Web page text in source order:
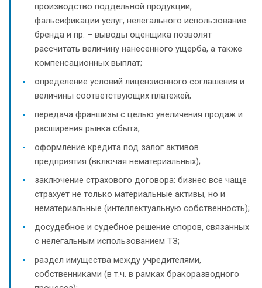
производство поддельной продукции,
фальсификации услуг, нелегального использование
бренда и пр. – выводы оценщика позволят
рассчитать величину нанесенного ущерба, а также
компенсационных выплат;
определение условий лицензионного соглашения и
величины соответствующих платежей;
передача франшизы с целью увеличения продаж и
расширения рынка сбыта;
оформление кредита под залог активов
предприятия (включая нематериальных);
заключение страхового договора: бизнес все чаще
страхует не только материальные активы, но и
нематериальные (интеллектуальную собственность);
досудебное и судебное решение споров, связанных
с нелегальным использованием ТЗ;
раздел имущества между учредителями,
собственниками (в т.ч. в рамках бракоразводного